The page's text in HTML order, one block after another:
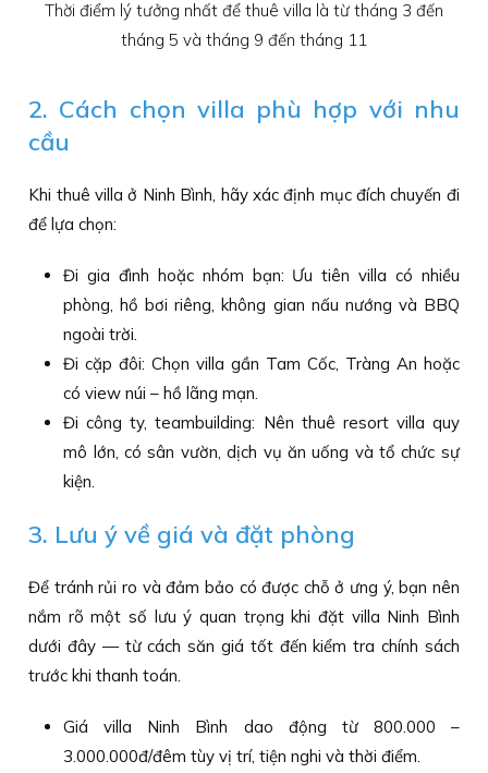
Thời điểm lý tưởng nhất để thuê villa là từ tháng 3 đến
tháng 5 và tháng 9 đến tháng 11
2. Cách chọn villa phù hợp với nhu
cầu
Khi thuê villa ở Ninh Bình, hãy xác định mục đích chuyến đi
để lựa chọn:
Đi gia đình hoặc nhóm bạn: Ưu tiên villa có nhiều
phòng, hồ bơi riêng, không gian nấu nướng và BBQ
ngoài trời.
Đi cặp đôi: Chọn villa gần Tam Cốc, Tràng An hoặc
có view núi – hồ lãng mạn.
Đi công ty, teambuilding: Nên thuê resort villa quy
mô lớn, có sân vườn, dịch vụ ăn uống và tổ chức sự
kiện.
3. Lưu ý về giá và đặt phòng
Để tránh rủi ro và đảm bảo có được chỗ ở ưng ý, bạn nên
nắm rõ một số lưu ý quan trọng khi đặt villa Ninh Bình
dưới đây — từ cách săn giá tốt đến kiểm tra chính sách
trước khi thanh toán.
Giá villa Ninh Bình dao động từ 800.000 –
3.000.000đ/đêm tùy vị trí, tiện nghi và thời điểm.